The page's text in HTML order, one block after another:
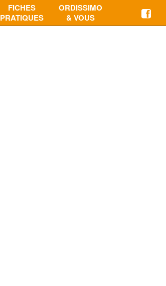
FICHES
PRATIQUES
ORDISSIMO
& VOUS